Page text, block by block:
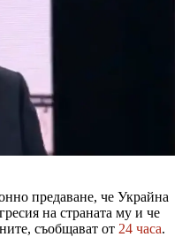
предаване, че Украйна
на страната му и че
съобщават от 24 часа.